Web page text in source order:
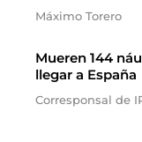
Máximo Torero
Mueren 144
llegar a España
Corresponsal de